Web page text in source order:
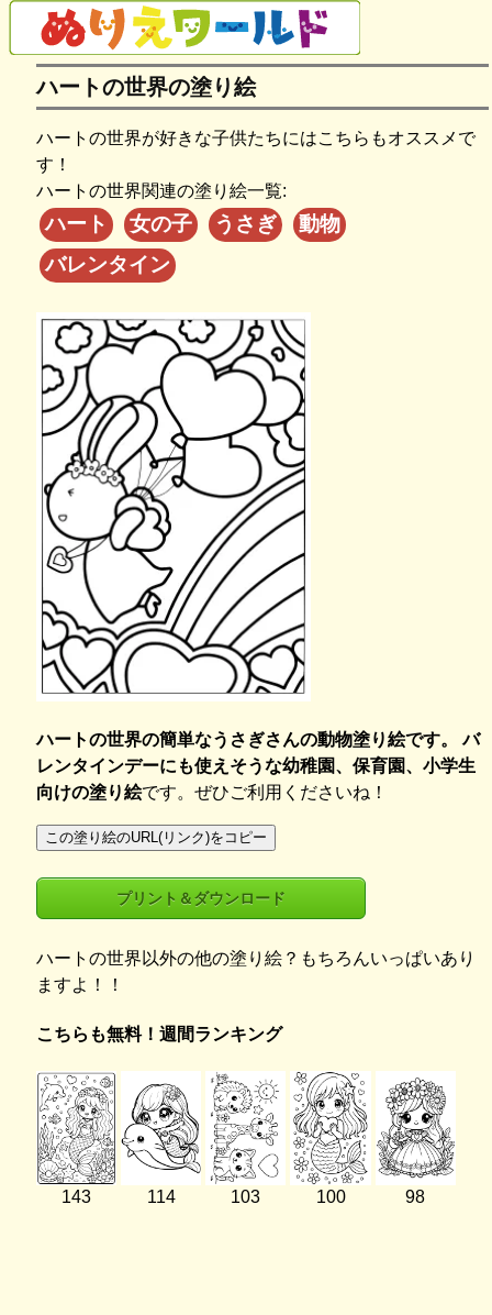
ハートの世界の塗り絵
ハートの世界が好きな子供たちにはこちらもオススメで
す！
ハートの世界関連の塗り絵一覧:
ハート 女の子 うさぎ
動物
バレンタイン
ハートの世界の簡単なうさぎさんの動物塗り絵です。 バ
レンタインデーにも使えそうな幼稚園、保育園、小学生
向けの塗り絵です。ぜひご利用くださいね！
この塗り絵のURL(リンク)をコピー
プリント＆ダウンロード
ハートの世界以外の他の塗り絵？もちろんいっぱいあり
ますよ！！
こちらも無料！週間ランキング
143 114 103 100 98